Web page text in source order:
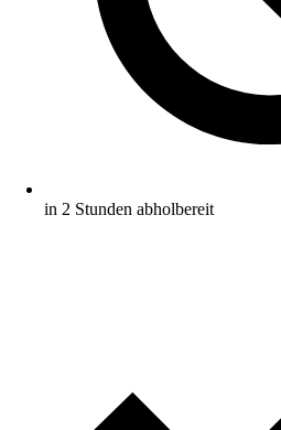
in 2 Stunden abholbereit